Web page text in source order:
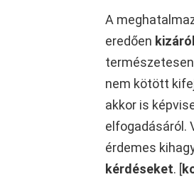
A
eredően
természetesen
nem kötött
akkor is
elfogadásáról.
érdemes
kérdéseket. [